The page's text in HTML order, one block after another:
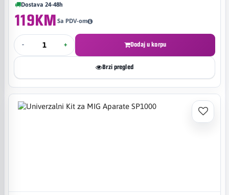
Dostava 24-48h
119KM Sa PDV-om
- + Dodaj u korpu
Brzi pregled